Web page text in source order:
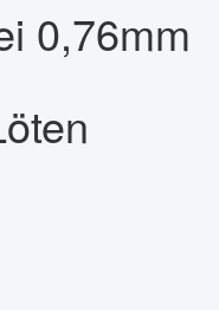
0,76mm